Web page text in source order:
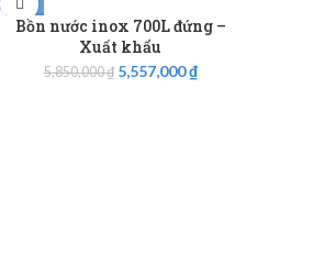
Bồn nước inox 700L đứng –
Xuất khẩu
5,850,000₫ 5,557,000₫